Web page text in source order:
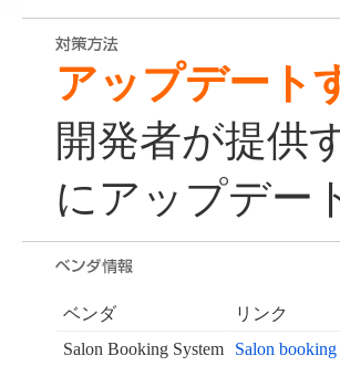
アップデート
開発者が提供
にアップデー
ベンダ
リンク
Salon Booking System
Salon